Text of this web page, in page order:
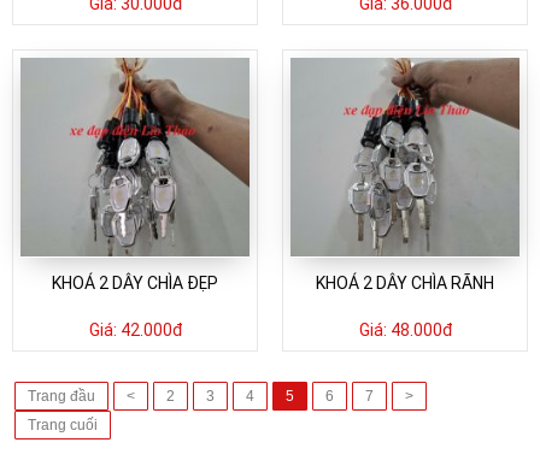
KHOÁ 2 DÂY CHÌA ĐẸP
Giá: 42.000đ
KHOÁ 2 DÂY CHÌA RÃNH
Giá: 48.000đ
Trang đầu < 2 3 4 5 6 7
>
Trang cuối